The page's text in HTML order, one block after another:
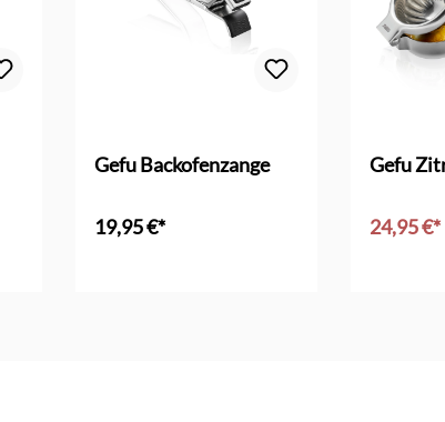
Gefu Backofenzange
19,95 €*
Gefu
24,95 €*